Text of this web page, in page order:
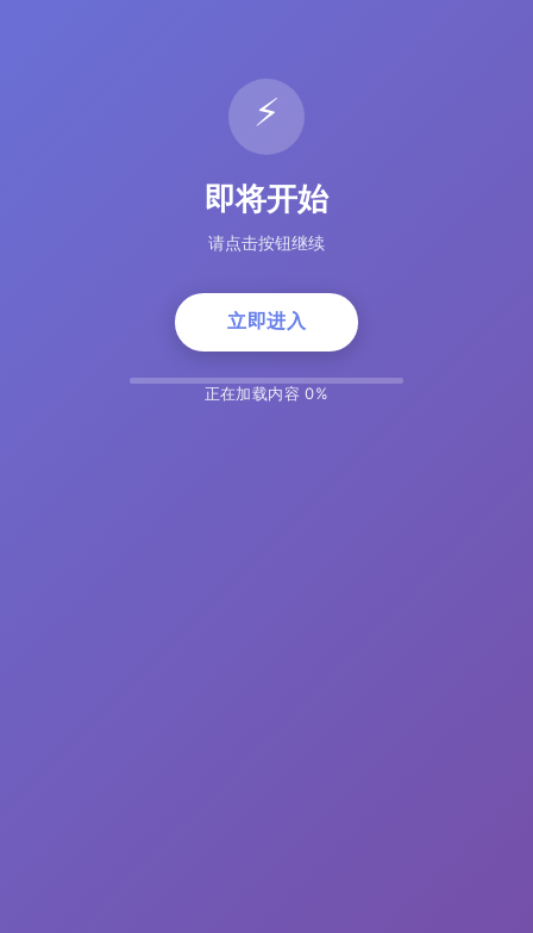
⚡
即将开始
请点击按钮继续
立即进入
正在加载内容 5%